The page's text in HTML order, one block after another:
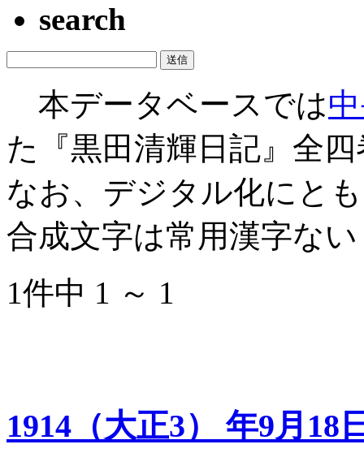
search
本データベースでは
た『黒田清輝日記』全
なお、デジタル化にと
合成文字は常用漢字な
1件中 1 ～ 1
1914（大正3） 年9月18